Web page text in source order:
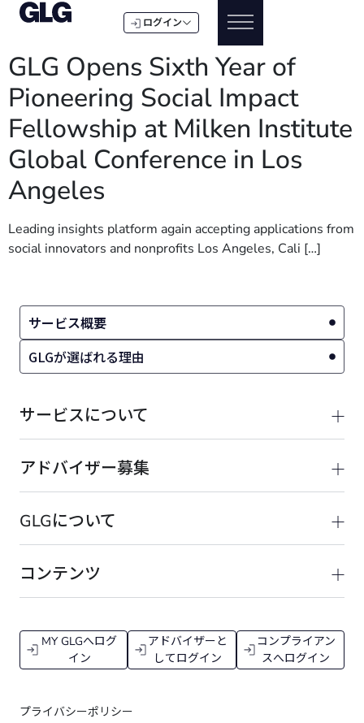
ログイン
GLG Opens Sixth Year of
Pioneering Social Impact
Fellowship at Milken Institute
Global Conference in Los
Angeles
Leading insights platform again accepting applications from
social innovators and nonprofits Los Angeles, Cali […]
サービス概要
GLGが選ばれる理由
サービスについて
アドバイザー募集
GLGについて
コンテンツ
MY GLGへログ
イン
アドバイザーと
してログイン
コンプライアン
スへログイン
プライバシーポリシー